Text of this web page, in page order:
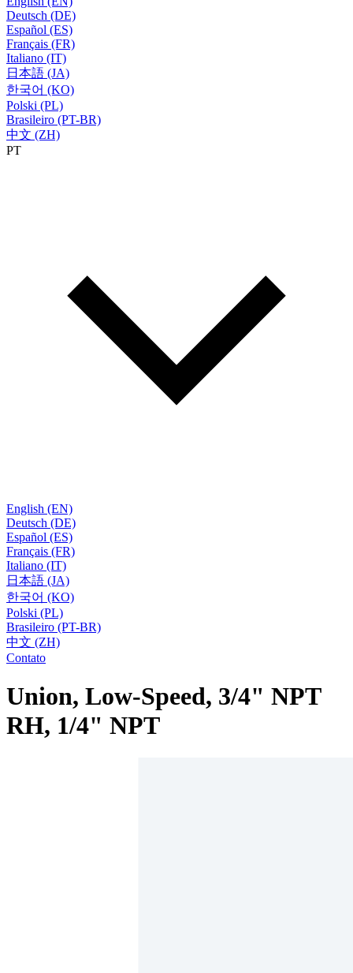
Deutsch (DE)
Español (ES)
Français (FR)
Italiano (IT)
日本語 (JA)
한국어 (KO)
Polski (PL)
Brasileiro (PT-BR)
中文 (ZH)
PT
English (EN)
Deutsch (DE)
Español (ES)
Français (FR)
Italiano (IT)
日本語 (JA)
한국어 (KO)
Polski (PL)
Brasileiro (PT-BR)
中文 (ZH)
Contato
Union, Low-Speed, 3/4" NPT
RH, 1/4" NPT